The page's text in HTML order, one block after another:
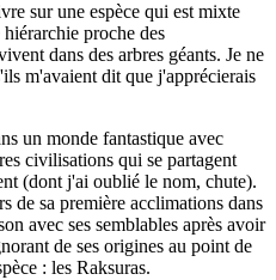
sur une espèce qui est mixte
proche des
dans des arbres géants. Je ne
m'avaient dit que j'apprécierais
un monde fantastique avec
civilisations qui se partagent
(dont j'ai oublié le nom, chute).
de sa première acclimations dans
avec ses semblables après avoir
de ses origines au point de
: les Raksuras.